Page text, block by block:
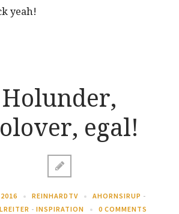
yeah!
Holunder,
egal!
REINHARDTV AHORNSIRUP -
- INSPIRATION 0 COMMENTS